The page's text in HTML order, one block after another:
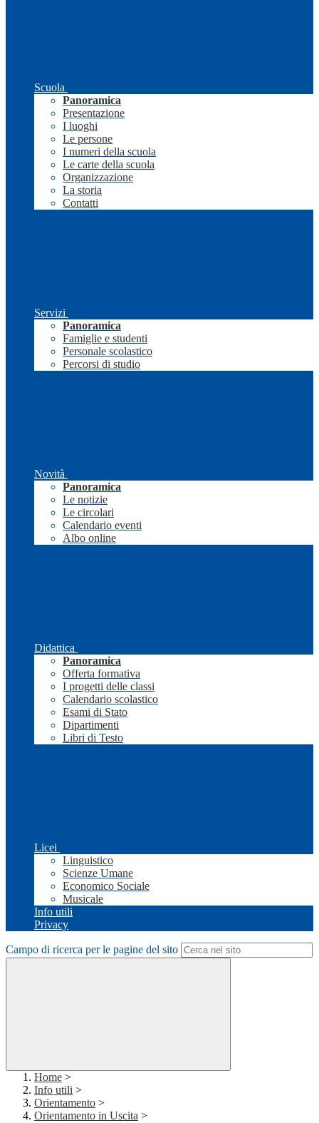
Scuola
Panoramica
Presentazione
I luoghi
Le persone
I numeri della scuola
Le carte della scuola
Organizzazione
La storia
Contatti
Servizi
Panoramica
Famiglie e studenti
Personale scolastico
Percorsi di studio
Novità
Panoramica
Le notizie
Le circolari
Calendario eventi
Albo online
Didattica
Panoramica
Offerta formativa
I progetti delle classi
Calendario scolastico
Esami di Stato
Dipartimenti
Libri di Testo
Licei
Linguistico
Scienze Umane
Economico Sociale
Musicale
Info utili
Privacy
Campo di ricerca per le pagine del sito
Home >
Info utili >
Orientamento >
Orientamento in Uscita >